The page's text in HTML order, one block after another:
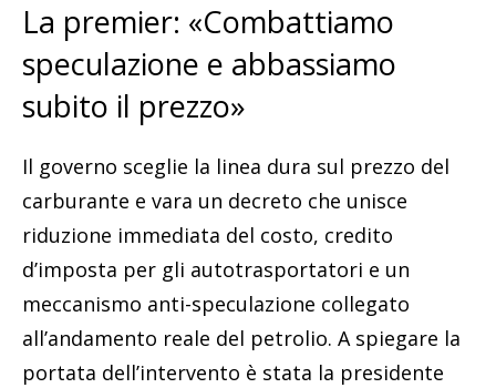
La premier: «Combattiamo
speculazione e abbassiamo
subito il prezzo»
Il governo sceglie la linea dura sul prezzo del
carburante e vara un decreto che unisce
riduzione immediata del costo, credito
d’imposta per gli autotrasportatori e un
meccanismo anti-speculazione collegato
all’andamento reale del petrolio. A spiegare la
portata dell’intervento è stata la presidente